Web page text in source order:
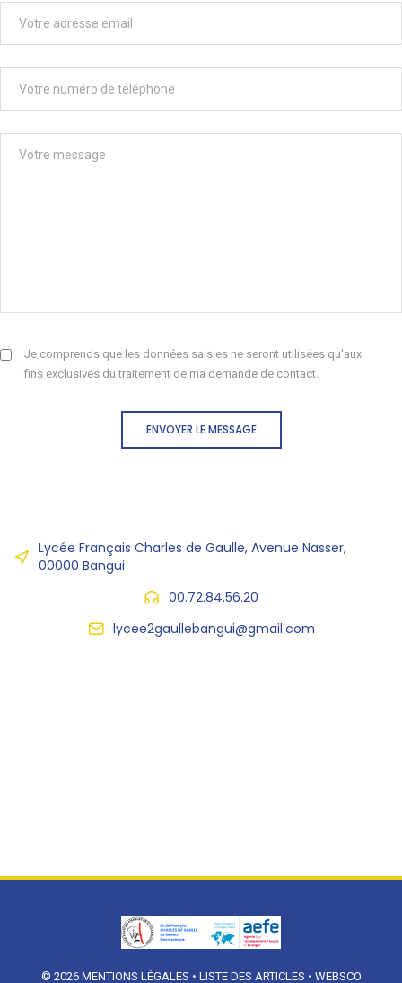
Je comprends que les données saisies ne seront utilisées qu'aux
fins exclusives du traitement de ma demande de contact.
ENVOYER LE MESSAGE
Lycée Français Charles de Gaulle, Avenue Nasser,
00000 Bangui
00.72.84.56.20
lycee2gaullebangui@gmail.com
© 2026 MENTIONS LÉGALES • LISTE DES ARTICLES • WEBSCO